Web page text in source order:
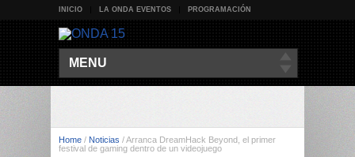
INICIO LA ONDA EVENTOS PROGRAMACIÓN
MENU
Home / Noticias /Arranca DreamHack Beyond, el primer
festival de gaming dentro de un videojuego